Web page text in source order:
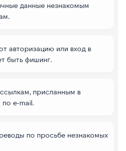
данные незнакомым
авторизацию или вход в
быть фишинг.
присланным в
e-mail.
по просьбе незнакомых